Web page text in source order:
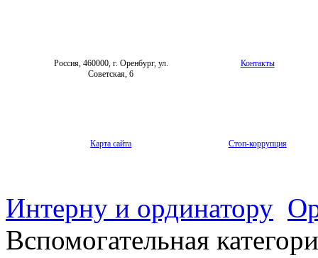
Россия, 460000, г. Оренбург, ул.
Советская, 6
Контакты
Карта сайта Стоп-коррупция
Интерну и ординатору
Вспомогательная